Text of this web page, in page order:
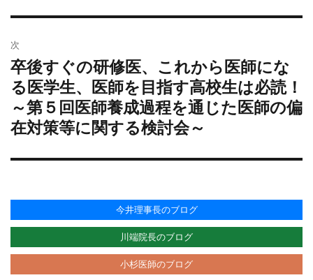
シ
ョ
ン
次
次
の
投
卒後すぐの研修医、これから医師にな
る医学生、医師を目指す高校生は必読！
～第５回医師養成過程を通じた医師の偏
在対策等に関する検討会～
今井理事長のブログ
川端院長のブログ
小杉医師のブログ